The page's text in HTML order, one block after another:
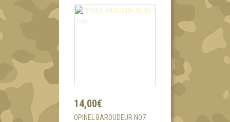
14,00€
OPINEL BAROUDEUR NO7